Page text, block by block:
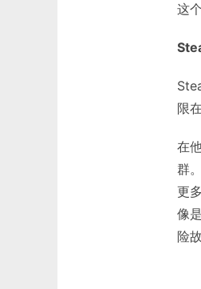
这
限
在
群
更
像
险